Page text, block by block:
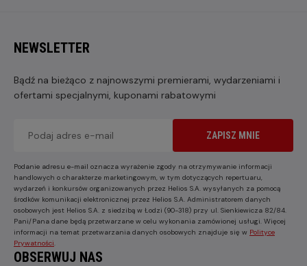
NEWSLETTER
Bądź na bieżąco z najnowszymi premierami, wydarzeniami i
ofertami specjalnymi, kuponami rabatowymi
ZAPISZ MNIE
Podanie adresu e-mail oznacza wyrażenie zgody na otrzymywanie informacji
handlowych o charakterze marketingowym, w tym dotyczących repertuaru,
wydarzeń i konkursów organizowanych przez Helios S.A. wysyłanych za pomocą
środków komunikacji elektronicznej przez Helios S.A. Administratorem danych
osobowych jest Helios S.A. z siedzibą w Łodzi (90-318) przy ul. Sienkiewicza 82/84.
Pani/Pana dane będą przetwarzane w celu wykonania zamówionej usługi. Więcej
informacji na temat przetwarzania danych osobowych znajduje się w Polityce
Prywatności
OBSERWUJ NAS